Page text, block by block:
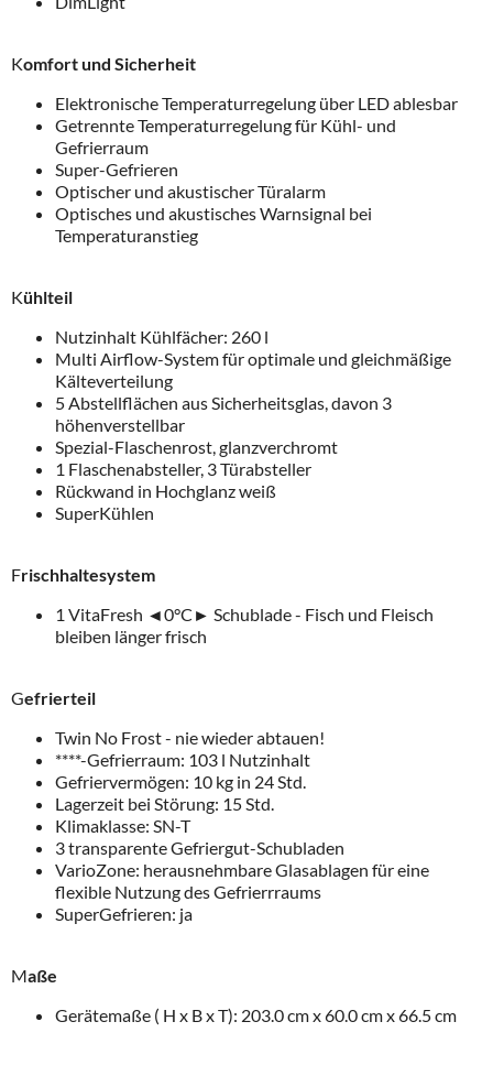
Komfort und Sicherheit
Elektronische Temperaturregelung über LED ablesbar
Getrennte Temperaturregelung für Kühl- und
Gefrierraum
Super-Gefrieren
Optischer und akustischer Türalarm
Optisches und akustisches Warnsignal bei
Temperaturanstieg
Kühlteil
Nutzinhalt Kühlfächer: 260 l
Multi Airflow-System für optimale und gleichmäßige
Kälteverteilung
5 Abstellflächen aus Sicherheitsglas, davon 3
höhenverstellbar
Spezial-Flaschenrost, glanzverchromt
1 Flaschenabsteller, 3 Türabsteller
Rückwand in Hochglanz weiß
SuperKühlen
Frischhaltesystem
1 VitaFresh ◄0°C ► Schublade - Fisch und Fleisch
bleiben länger frisch
Gefrierteil
Twin No Frost - nie wieder abtauen!
****-Gefrierraum: 103 l Nutzinhalt
Gefriervermögen: 10 kg in 24 Std.
Lagerzeit bei Störung: 15 Std.
Klimaklasse: SN-T
3 transparente Gefriergut-Schubladen
VarioZone: herausnehmbare Glasablagen für eine
flexible Nutzung des Gefrierrraums
SuperGefrieren: ja
Maße
Gerätemaße ( H x B x T): 203.0 cm x 60.0 cm x 66.5 cm